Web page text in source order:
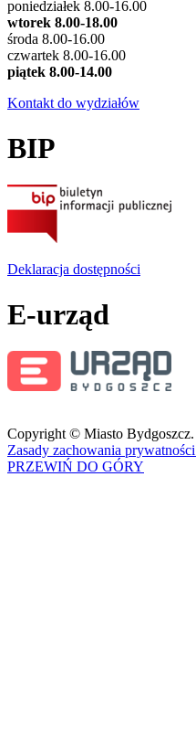
poniedziałek 8.00-16.00
wtorek 8.00-18.00
środa 8.00-16.00
czwartek 8.00-16.00
piątek 8.00-14.00
Kontakt do wydziałów
BIP
Deklaracja dostępności
E-urząd
Copyright © Miasto Bydgoszcz.
Zasady zachowania
PRZEWIŃ DO GÓRY